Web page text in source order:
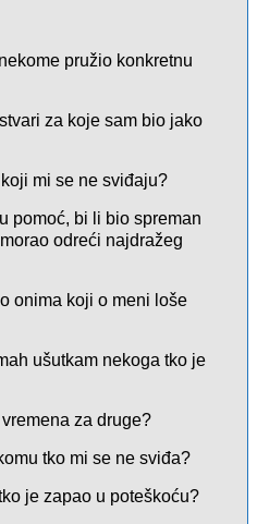
pružio konkretnu
za koje sam bio jako
mi se ne sviđaju?
pomoć, bi li bio spreman
odreći najdražeg
onima koji o meni loše
ušutkam nekoga tko je
za druge?
tko mi se ne sviđa?
je zapao u poteškoću?